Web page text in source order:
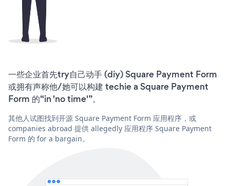
一些企业首先try自己动手 (diy) Square Payment Form
或拥有声称他/她可以构建 techie a Square Payment
Form 的“in 'no time'”。
其他人试图找到开源 Square Payment Form 应用程序，或
companies abroad 提供 allegedly 应用程序 Square Payment
Form 的 for a bargain。